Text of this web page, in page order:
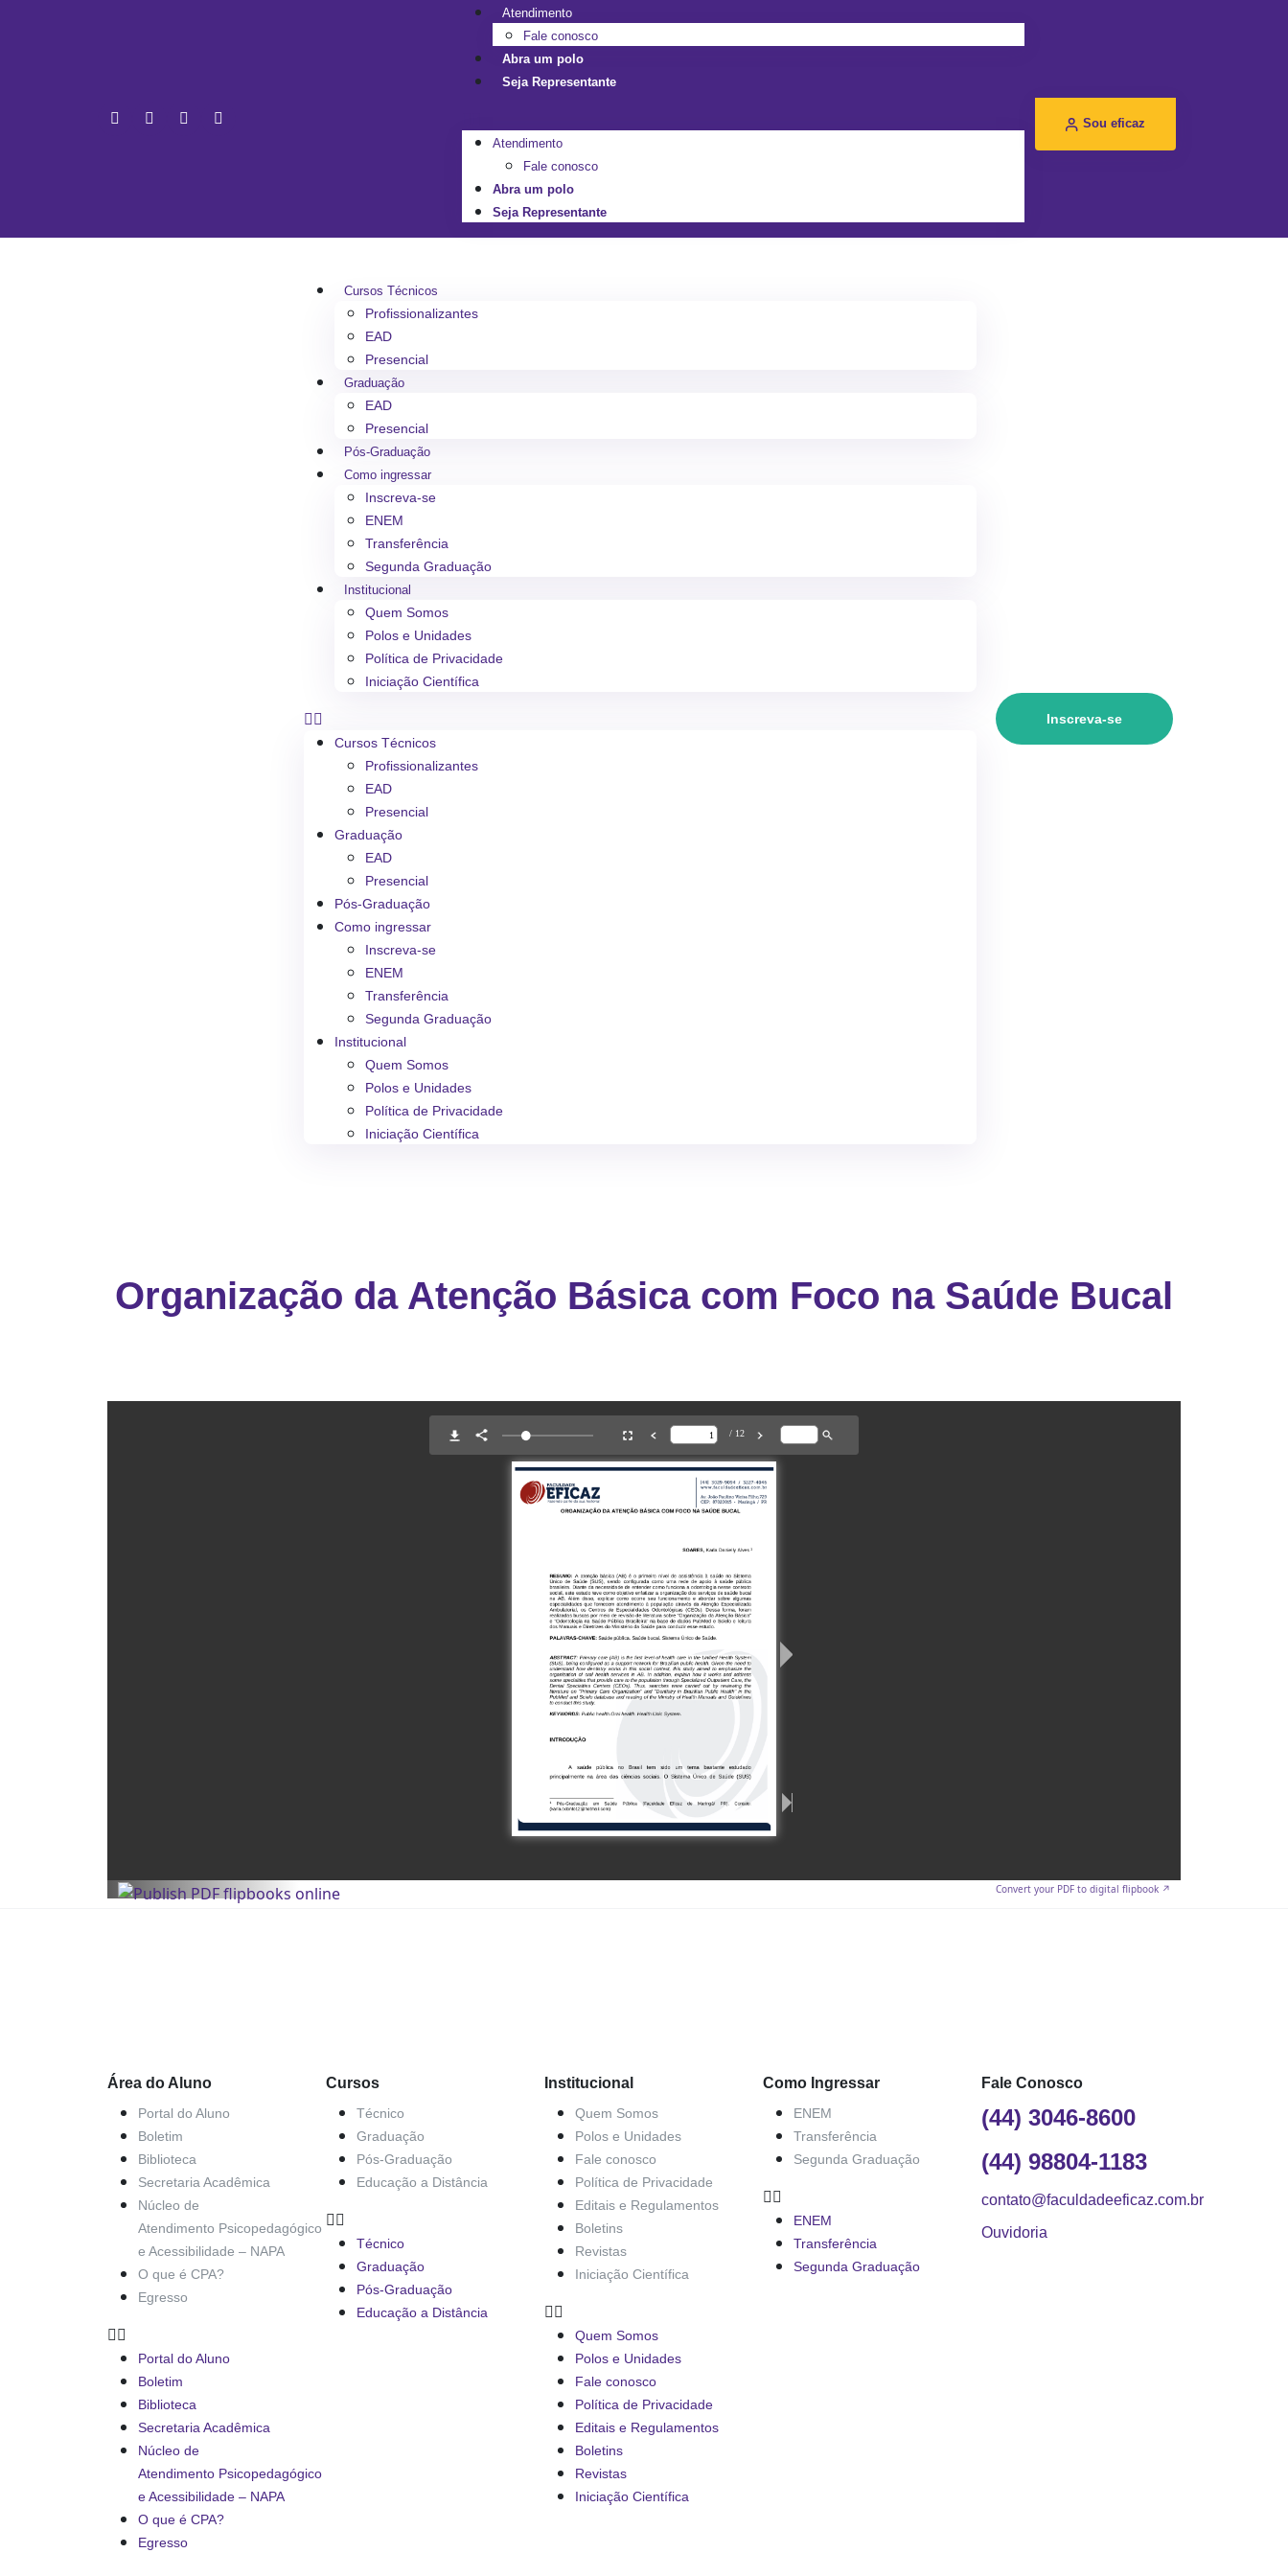
Atendimento
Fale conosco
Abra um polo
Seja Representante
Atendimento
Fale conosco
Abra um polo
Seja Representante
Sou eficaz
Cursos Técnicos
Profissionalizantes
EAD
Presencial
Graduação
EAD
Presencial
Pós-Graduação
Como ingressar
Inscreva-se
ENEM
Transferência
Segunda Graduação
Institucional
Quem Somos
Polos e Unidades
Política de Privacidade
Iniciação Científica
Cursos Técnicos
Profissionalizantes
EAD
Presencial
Graduação
EAD
Presencial
Pós-Graduação
Como ingressar
Inscreva-se
ENEM
Transferência
Segunda Graduação
Institucional
Quem Somos
Polos e Unidades
Política de Privacidade
Iniciação Científica
Inscreva-se
Organização da Atenção Básica com Foco na Saúde Bucal
Convert your PDF to digital flipbook ↗
Área do Aluno
Portal do Aluno
Boletim
Biblioteca
Secretaria Acadêmica
Núcleo de
Atendimento Psicopedagógico
e Acessibilidade – NAPA
O que é CPA?
Egresso
Portal do Aluno
Boletim
Biblioteca
Secretaria Acadêmica
Núcleo de
Atendimento Psicopedagógico
e Acessibilidade – NAPA
O que é CPA?
Egresso
Cursos
Técnico
Graduação
Pós-Graduação
Educação a Distância
Técnico
Graduação
Pós-Graduação
Educação a Distância
Institucional
Quem Somos
Polos e Unidades
Fale conosco
Política de Privacidade
Editais e Regulamentos
Boletins
Revistas
Iniciação Científica
Quem Somos
Polos e Unidades
Fale conosco
Política de Privacidade
Editais e Regulamentos
Boletins
Revistas
Iniciação Científica
Como Ingressar
ENEM
Transferência
Segunda Graduação
ENEM
Transferência
Segunda Graduação
Fale Conosco
(44) 3046-8600
(44) 98804-1183
contato@faculdadeeficaz.com.br
Ouvidoria